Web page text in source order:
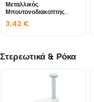
Μεταλλικός
Μπουτονοδιακοπτης
3,42 €
Στερεωτικά & Ρόκα